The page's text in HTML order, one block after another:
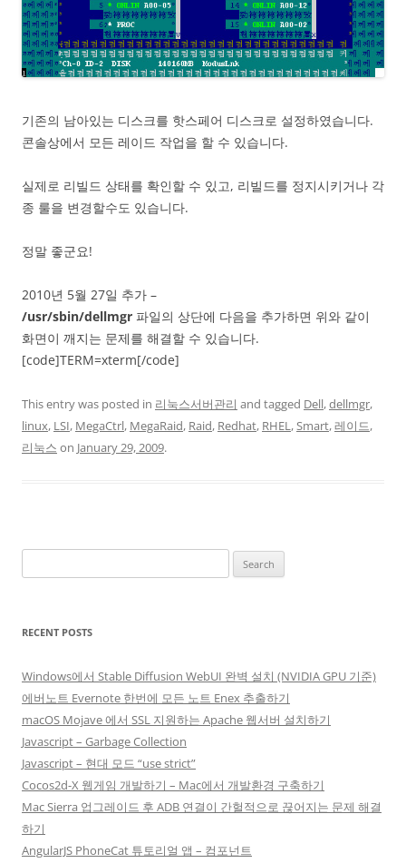
기존의 남아있는 디스크를 핫스페어 디스크로 설정하였습니다.
콘솔상에서 모든 레이드 작업을 할 수 있습니다.
실제로 리빌드 상태를 확인할 수 있고, 리빌드를 정지시키거나 각
종 룰을 변경할수도 있습니다.
정말 좋군요!
2010년 5월 27일 추가 –
/usr/sbin/dellmgr 파일의 상단에 다음을 추가하면 위와 같이
화면이 깨지는 문제를 해결할 수 있습니다.
[code]TERM=xterm[/code]
This entry was posted in 리눅스서버관리 and tagged Dell,dellmgr,
linux, LSI, MegaCtrl, MegaRaid, Raid, Redhat, RHEL,Smart,레이드,
리눅스 on January 29, 2009.
for:
RECENT POSTS
Windows에서 Stable Diffusion WebUI 완벽 설치 (NVIDIA GPU 기준)
에버노트 Evernote 한번에 모든 노트 Enex 추출하기
macOS Mojave 에서 SSL 지원하는 Apache 웹서버 설치하기
Javascript – Garbage Collection
Javascript – 현대 모드 “use strict”
Cocos2d-X 웹게임 개발하기 – Mac에서 개발환경 구축하기
Mac Sierra 업그레이드 후 ADB 연결이 간헐적으로 끊어지는 문제 해결
하기
AngularJS PhoneCat 튜토리얼 앱 – 컴포넌트